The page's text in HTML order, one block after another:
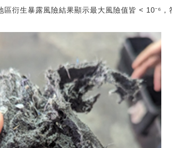
衍生暴露風險結果顯示最大風險值皆 < 10⁻⁶，